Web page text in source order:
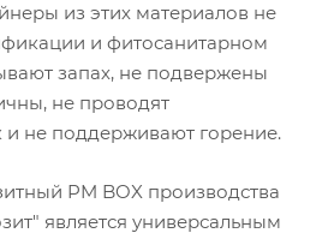
из этих материалов не
и фитосанитарном
запах, не подвержены
не проводят
и не поддерживают горение.
PM BOX производства
является универсальным